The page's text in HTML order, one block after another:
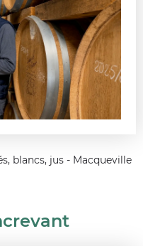
blancs, jus - Macqueville